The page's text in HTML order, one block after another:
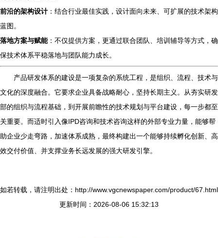
前沿的架构设计 ：结合行业最佳实践，设计面向未来、可扩展的技术架构
蓝图。
落地方案与赋能：不仅提供方案，更通过联合团队、培训辅导等方式，确
保技术体系平稳落地与团队能力成长。
产品研发体系的建设是一项复杂的系统工程，是组织、流程、技术与
文化的深度融合。它要求企业具备战略耐心，坚持长期主义。从夯实研发
部的组织与流程基础，到开展前瞻性的技术规划与平台建设，每一步都至
关重要。而适时引入像IPD咨询和技术咨询这样的外部专业力量，能够帮
助企业少走弯路，加速体系成熟，最终构建出一个能够持续孵化创新、高
效交付价值、并支撑业务长远发展的强大研发引擎。
如若转载，请注明出处：http://www.vgcnewspaper.com/product/67.html
更新时间：2026-08-06 15:32:13